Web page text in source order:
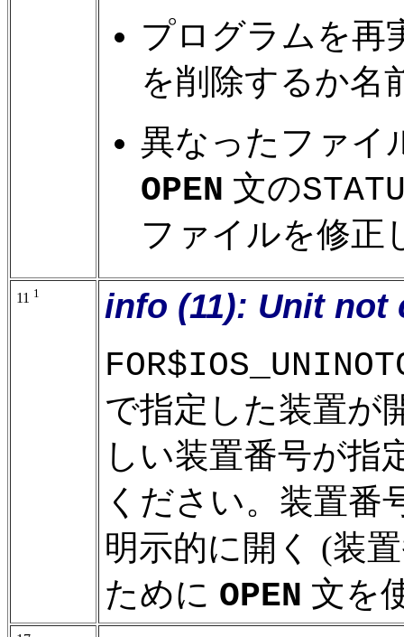
プログラムを再
を削除するか名
異なったファイ
OPEN 文の
ファイルを修正
11 1 info (11): Unit not
で指定した装置が
しい装置番号が指
ください。装置番
明示的に開く (装
ために OPEN 文を